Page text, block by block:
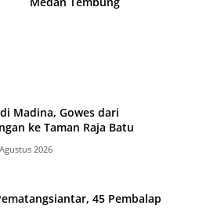
Madina, Gowes dari
ke Taman Raja Batu
2026
45 Pembalap